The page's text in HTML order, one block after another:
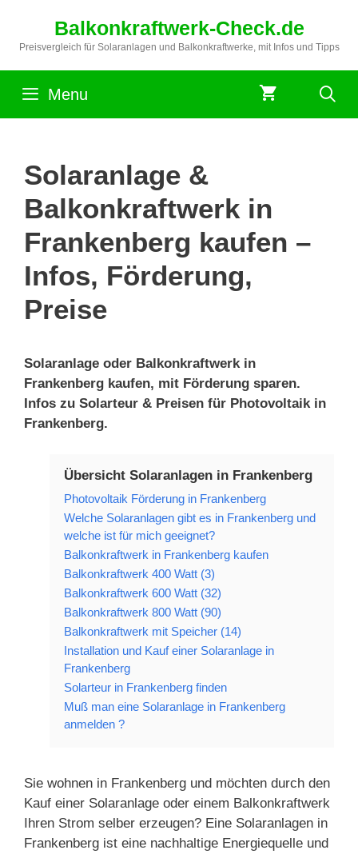
springen
Balkonkraftwerk-Check.de
Preisvergleich für Solaranlagen und Balkonkraftwerke, mit Infos und Tipps
Menu
Solaranlage &
Balkonkraftwerk in
Frankenberg kaufen –
Infos, Förderung,
Preise
Solaranlage oder Balkonkraftwerk in
Frankenberg kaufen, mit Förderung sparen.
Infos zu Solarteur & Preisen für Photovoltaik in
Frankenberg.
Übersicht Solaranlagen in Frankenberg
Photovoltaik Förderung in Frankenberg
Welche Solaranlagen gibt es in Frankenberg und
welche ist für mich geeignet?
Balkonkraftwerk in Frankenberg kaufen
Balkonkraftwerk 400 Watt (3)
Balkonkraftwerk 600 Watt (32)
Balkonkraftwerk 800 Watt (90)
Balkonkraftwerk mit Speicher (14)
Installation und Kauf einer Solaranlage in
Frankenberg
Solarteur in Frankenberg finden
Muß man eine Solaranlage in Frankenberg
anmelden ?
Sie wohnen in Frankenberg und möchten durch den
Kauf einer Solaranlage oder einem Balkonkraftwerk
Ihren Strom selber erzeugen? Eine Solaranlagen in
Frankenberg ist eine nachhaltige Energiequelle und